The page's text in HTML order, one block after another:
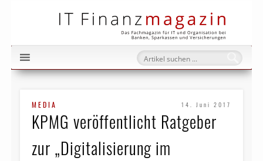
MEDIA 14. Juni 2017
KPMG veröffentlicht Ratgeber
zur „Digitalisierung im